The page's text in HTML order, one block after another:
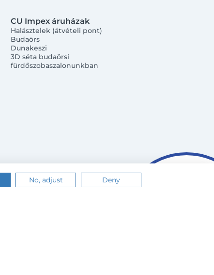
CU Impex áruházak
Halásztelek (átvételi pont)
Budaörs
Dunakeszi
3D séta budaörsi
fürdőszobaszalonunkban
No, adjust Deny